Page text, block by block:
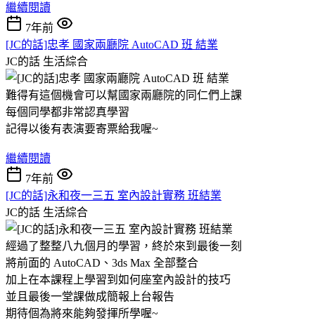
繼續閱讀
7年前
[JC的話]忠孝 國家兩廳院 AutoCAD 班 結業
JC的話 生活綜合
難得有這個機會可以幫國家兩廳院的同仁們上課
每個同學都非常認真學習
記得以後有表演要寄票給我喔~
繼續閱讀
7年前
[JC的話]永和夜一三五 室內設計實務 班結業
JC的話 生活綜合
經過了整整八九個月的學習，終於來到最後一刻
將前面的 AutoCAD、3ds Max 全部整合
加上在本課程上學習到如何座室內設計的技巧
並且最後一堂課做成簡報上台報告
期待個為將來能夠發揮所學喔~